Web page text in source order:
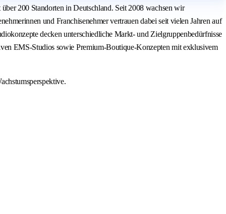
200 Standorten in Deutschland. Seit 2008 wachsen wir
und Franchisenehmer vertrauen dabei seit vielen Jahren auf
decken unterschiedliche Markt- und Zielgruppenbedürfnisse
EMS-Studios sowie Premium-Boutique-Konzepten mit exklusivem